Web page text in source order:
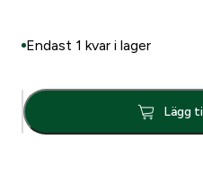
Endast 1 kvar i lager
V
o
Lägg